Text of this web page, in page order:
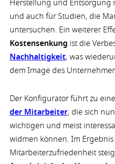
Herstellung und Entsorgung
und auch für Studien, die
untersuchen. Ein weiterer
Kostensenkung ist die
Nachhaltigkeit, was
dem Image des
Der Konfigurator führt zu
der Mitarbeiter, die sich
wichtigen und meist
widmen können. Im
Mitarbeiterzufriedenheit